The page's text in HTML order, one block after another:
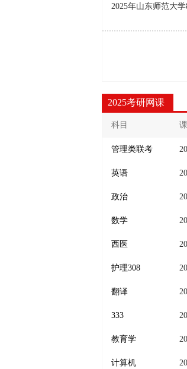
2025年山东师范大
2025考研网课
科目
管理类联考
英语
政治
数学
西医
护理308
翻译
333
教育学
计算机